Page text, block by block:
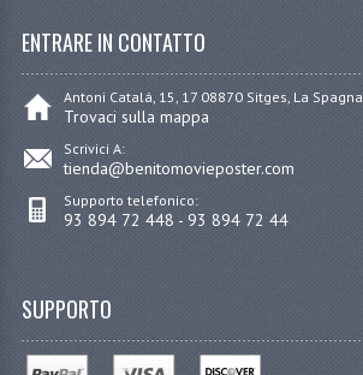
ENTRARE IN CONTATTO
Antoni Catalá, 15, 17 08870 Sitges, La Spagna
Trovaci sulla mappa
Scrivici A:
tienda@benitomovieposter.com
Supporto telefonico:
93 894 72 448 - 93 894 72 44
SUPPORTO